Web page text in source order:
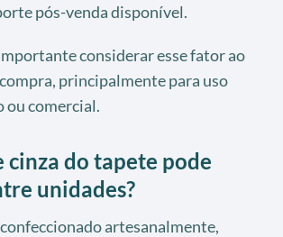
pós-venda disponível.
considerar esse fator ao
principalmente para uso
ou comercial.
cinza do tapete pode
unidades?
artesanalmente,